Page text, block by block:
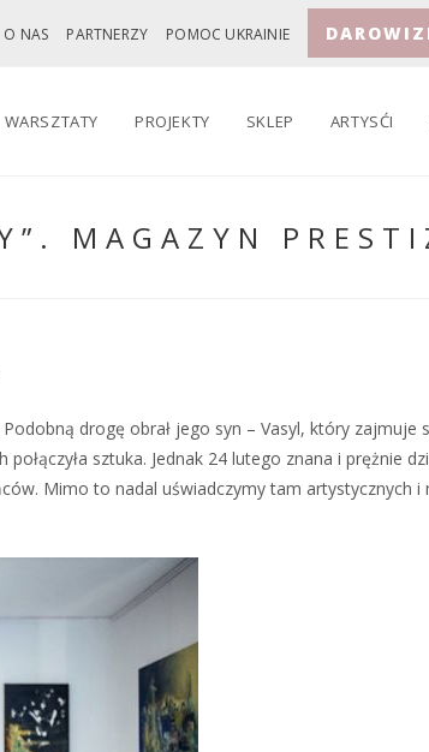
O NAS PARTNERZY POMOC UKRAINIE
WARSZTATY PROJEKTY SKLEP ARTYSĆI
MAGAZYN
drogę obrał jego syn – Vasyl, który zajmuje
sztuka. Jednak 24 lutego znana i prężnie
Mimo to nadal uświadczymy tam artystycznych i